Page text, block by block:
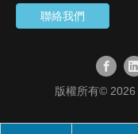
聯絡我們
版權所有© 2026